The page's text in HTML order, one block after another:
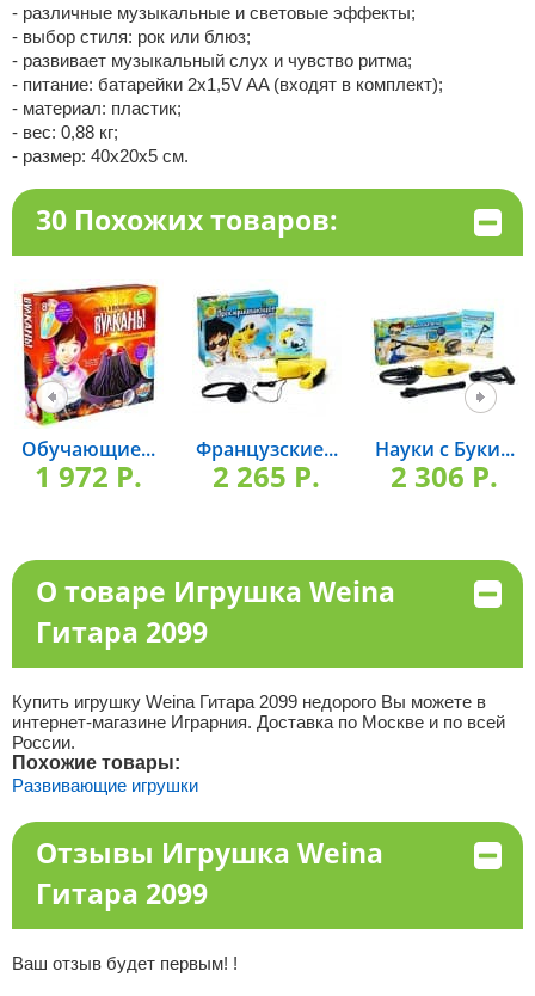
- различные музыкальные и световые эффекты;
- выбор стиля: рок или блюз;
- развивает музыкальный слух и чувство ритма;
- питание: батарейки 2x1,5V AA (входят в комплект);
- материал: пластик;
- вес: 0,88 кг;
- размер: 40х20х5 см.
30 Похожих товаров:
Обучающие...
1 972 P.
Французские...
2 265 P.
Науки с Буки...
2 306 P.
О товаре Игрушка Weina
Гитара 2099
Купить игрушку Weina Гитара 2099 недорого Вы можете в
интернет-магазине Играрния. Доставка по Москве и по всей
России.
Похожие товары:
Развивающие игрушки
Отзывы Игрушка Weina
Гитара 2099
Ваш отзыв будет первым! !